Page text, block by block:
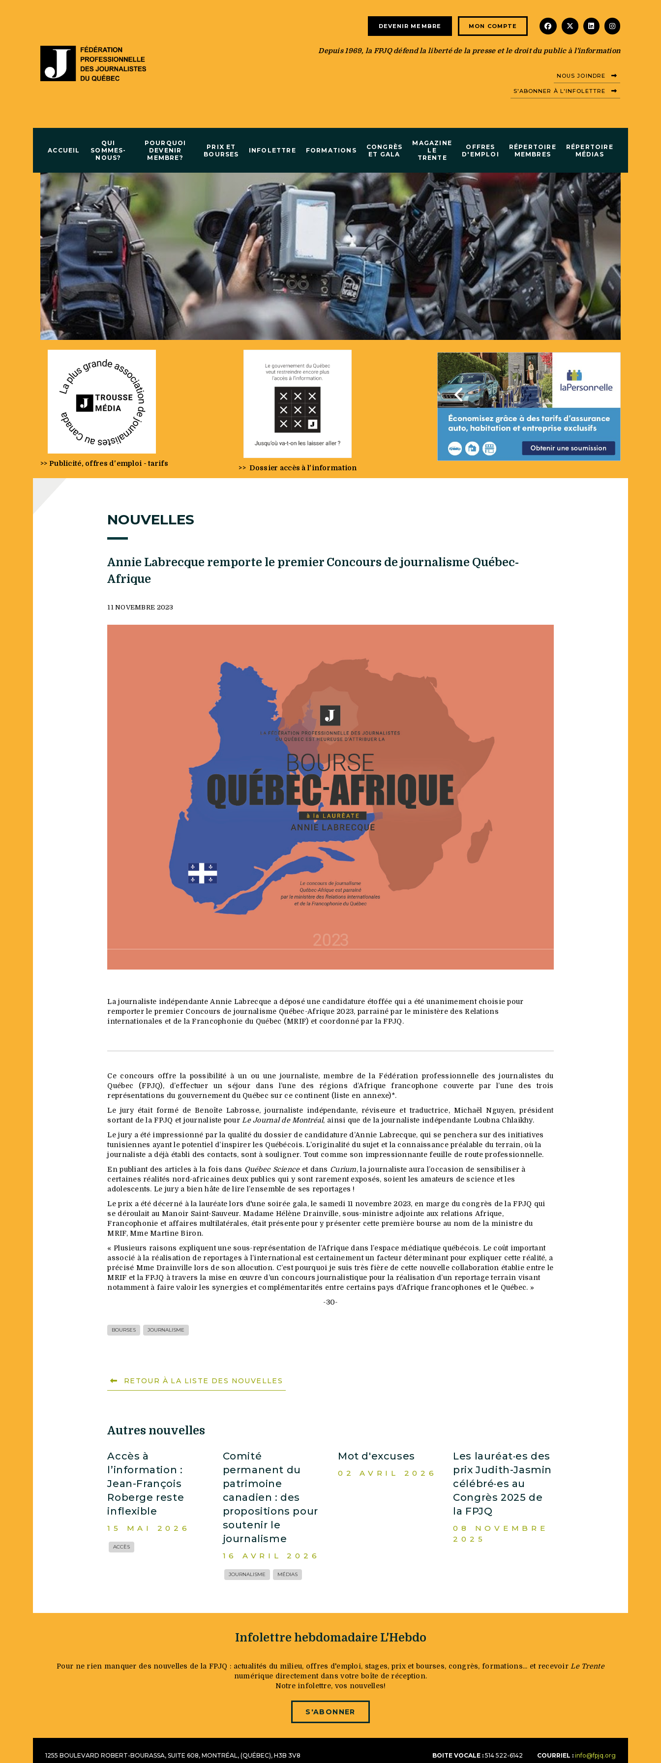
DEVENIR MEMBRE MON COMPTE facebook x-twitterlinkedininstagram
Depuis 1969, la FPJQ défend la liberté de la presse et le droit du public à l’information
NOUS JOINDRE
S'ABONNER À L'INFOLETTRE
ACCUEIL
QUI
SOMMES-
NOUS?
POURQUOI
DEVENIR
MEMBRE?
PRIX ET
BOURSES
INFOLETTRE FORMATIONS
CONGRÈS
ET GALA
MAGAZINE
LE
TRENTE
OFFRES
D'EMPLOI
RÉPERTOIRE
MEMBRES
RÉPERTOIRE
MÉDIAS
>> Publicité, offres d'emploi - tarifs
>> Dossier accès à l'information
Précédent
NOUVELLES
Annie Labrecque remporte le premier Concours de journalisme Québec-
Afrique
11 NOVEMBRE 2023
La journaliste indépendante Annie Labrecque a déposé une candidature étoffée qui a été unanimement choisie pour
remporter le premier Concours de journalisme Québec-Afrique 2023, parrainé par le ministère des Relations
internationales et de la Francophonie du Québec (MRIF) et coordonné par la FPJQ.
Ce concours offre la possibilité à un ou une journaliste, membre de la Fédération professionnelle des journalistes du
Québec (FPJQ), d’effectuer un séjour dans l’une des régions d’Afrique francophone couverte par l’une des trois
représentations du gouvernement du Québec sur ce continent (liste en annexe)*.
Le jury était formé de Benoîte Labrosse, journaliste indépendante, réviseure et traductrice, Michaël Nguyen, président
sortant de la FPJQ et journaliste pourLe Journal de Montréal, ainsi que de la journaliste indépendante Loubna Chlaikhy.
Le jury a été impressionné par la qualité du dossier de candidature d’Annie Labrecque, qui se penchera sur des initiatives
tunisiennes ayant le potentiel d’inspirer les Québécois. L’originalité du sujet et la connaissance préalable du terrain, où la
journaliste a déjà établi des contacts, sont à souligner. Tout comme son impressionnante feuille de route professionnelle.
En publiant des articles à la fois dans Québec Scienceet dans Curium, la journaliste aura l’occasion de sensibiliser à
certaines réalités nord-africaines deux publics qui y sont rarement exposés, soient les amateurs de science et les
adolescents. Le jury a bien hâte de lire l’ensemble de ses reportages !
Le prix a été décerné à la lauréate lors d'une soirée gala, le samedi 11 novembre 2023, en marge du congrès de la FPJQ qui
se déroulait au Manoir Saint-Sauveur. Madame Hélène Drainville, sous-ministre adjointe aux relations Afrique,
Francophonie et affaires multilatérales, était présente pour y présenter cette première bourse au nom de la ministre du
MRIF, Mme Martine Biron.
« Plusieurs raisons expliquent une sous-représentation de l’Afrique dans l’espace médiatique québécois. Le coût important
associé à la réalisation de reportages à l’international est certainement un facteur déterminant pour expliquer cette réalité, a
précisé Mme Drainville lors de son allocution. C’est pourquoi je suis très fière de cette nouvelle collaboration établie entre le
MRIF et la FPJQ à travers la mise en œuvre d’un concours journalistique pour la réalisation d’un reportage terrain visant
notamment à faire valoir les synergies et complémentarités entre certains pays d’Afrique francophones et le Québec. »
-30-
BOURSES JOURNALISME
RETOUR À LA LISTE DES NOUVELLES
Autres nouvelles
Accès à
l’information :
Jean-François
Roberge reste
inflexible
15 MAI 2026
ACCÈS
Comité
permanent du
patrimoine
canadien : des
propositions pour
soutenir le
journalisme
16 AVRIL 2026
JOURNALISME MÉDIAS
Mot d'excuses
02 AVRIL 2026
Les lauréat·es des
prix Judith-Jasmin
célébré·es au
Congrès 2025 de
la FPJQ
08 NOVEMBRE
2025
Infolettre hebdomadaire L'Hebdo
Pour ne rien manquer des nouvelles de la FPJQ : actualités du milieu, offres d'emploi, stages, prix et bourses, congrès, formations... et recevoir Le Trente
numérique directement dans votre boîte de réception.
Notre infolettre, vos nouvelles!
S'ABONNER
1255 BOULEVARD ROBERT-BOURASSA, SUITE 608,MONTRÉAL, (QUÉBEC), H3B 3V8 BOITE VOCALE : 514 522-6142 COURRIEL : info@fpjq.org